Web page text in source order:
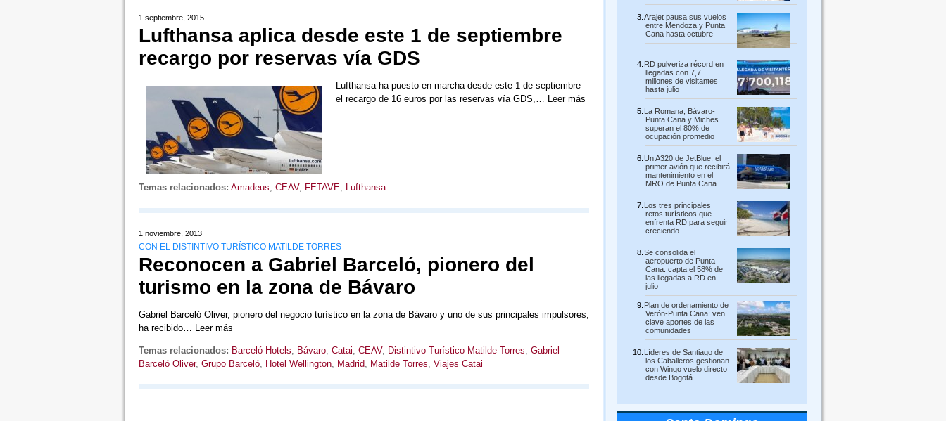
1 septiembre, 2015
Lufthansa aplica desde este 1 de septiembre
recargo por reservas vía GDS
Lufthansa ha puesto en marcha desde este 1 de septiembre
el recargo de 16 euros por las reservas vía GDS,… Leer más
Temas relacionados: Amadeus, CEAV, FETAVE, Lufthansa
1 noviembre, 2013
CON EL DISTINTIVO TURÍSTICO MATILDE TORRES
Reconocen a Gabriel Barceló, pionero del
turismo en la zona de Bávaro
Gabriel Barceló Oliver, pionero del negocio turístico en la zona de Bávaro y uno de sus principales impulsores,
ha recibido… Leer más
Temas relacionados: Barceló Hotels, Bávaro, Catai, CEAV, Distintivo Turístico Matilde Torres, Gabriel
Barceló Oliver, Grupo Barceló, Hotel Wellington, Madrid, Matilde Torres, Viajes Catai
Arajet pausa sus vuelos
entre Mendoza y Punta
Cana hasta octubre
RD pulveriza récord en
llegadas con 7,7
millones de visitantes
hasta julio
La Romana, Bávaro-
Punta Cana y Miches
superan el 80% de
ocupación promedio
Un A320 de JetBlue, el
primer avión que recibirá
mantenimiento en el
MRO de Punta Cana
Los tres principales
retos turísticos que
enfrenta RD para seguir
creciendo
Se consolida el
aeropuerto de Punta
Cana: capta el 58% de
las llegadas a RD en
julio
Plan de ordenamiento de
Verón-Punta Cana: ven
clave aportes de las
comunidades
Líderes de Santiago de
los Caballeros gestionan
con Wingo vuelo directo
desde Bogotá